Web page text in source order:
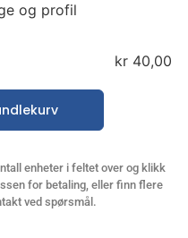
og profil
kr 40,00
enheter i feltet over og klikk
for betaling, eller finn flere
ved spørsmål.